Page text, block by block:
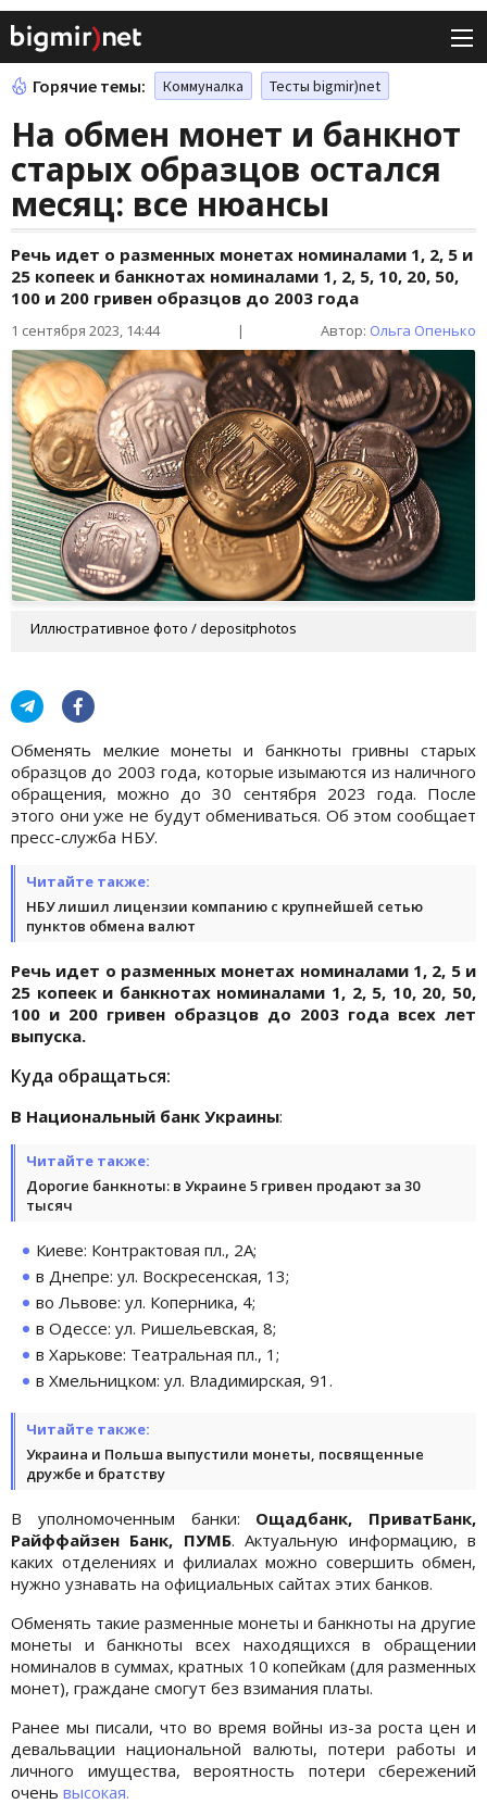
Горячие темы: Коммуналка Тесты bigmir)net
На обмен монет и банкнот
старых образцов остался
месяц: все нюансы
Речь идет о разменных монетах номиналами 1, 2, 5 и
25 копеек и банкнотах номиналами 1, 2, 5, 10, 20, 50,
100 и 200 гривен образцов до 2003 года
1 сентября 2023, 14:44 | Автор: Ольга Опенько
Иллюстративное фото / depositphotos
Обменять мелкие монеты и банкноты гривны старых
образцов до 2003 года, которые изымаются из наличного
обращения, можно до 30 сентября 2023 года. После
этого они уже не будут обмениваться. Об этом сообщает
пресс-служба НБУ.
Читайте также:
НБУ лишил лицензии компанию с крупнейшей сетью
пунктов обмена валют
Речь идет о разменных монетах номиналами 1, 2, 5 и
25 копеек и банкнотах номиналами 1, 2, 5, 10, 20, 50,
100 и 200 гривен образцов до 2003 года всех лет
выпуска.
Куда обращаться:
В Национальный банк Украины:
Читайте также:
Дорогие банкноты: в Украине 5 гривен продают за 30
тысяч
Киеве: Контрактовая пл., 2А;
в Днепре: ул. Воскресенская, 13;
во Львове: ул. Коперника, 4;
в Одессе: ул. Ришельевская, 8;
в Харькове: Театральная пл., 1;
в Хмельницком: ул. Владимирская, 91.
Читайте также:
Украина и Польша выпустили монеты, посвященные
дружбе и братству
В уполномоченным банки: Ощадбанк, ПриватБанк,
Райффайзен Банк, ПУМБ. Актуальную информацию, в
каких отделениях и филиалах можно совершить обмен,
нужно узнавать на официальных сайтах этих банков.
Обменять такие разменные монеты и банкноты на другие
монеты и банкноты всех находящихся в обращении
номиналов в суммах, кратных 10 копейкам (для разменных
монет), граждане смогут без взимания платы.
Ранее мы писали, что во время войны из-за роста цен и
девальвации национальной валюты, потери работы и
личного имущества, вероятность потери сбережений
очень высокая.